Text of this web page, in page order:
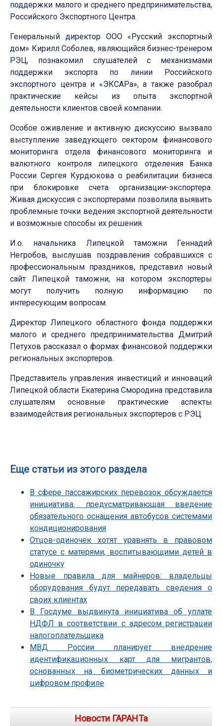
поддержки малого и среднего предпринимательства,
Российского Экспортного Центра.
Генеральный директор ООО «Русский экспортный
дом» Кирилл Соболев, являющийся бизнес-тренером
РЭЦ, познакомил слушателей с механизмами
поддержки экспорта по линии Российского
экспортного центра и «ЭКСАРа», а также разобрал
практические кейсы из опыта экспортной
деятельности клиентов своей компании.
Особое оживление и активную дискуссию вызвало
выступление заведующего сектором финансового
мониторинга отдела финансового мониторинга и
валютного контроля липецкого отделения Банка
России Сергея Курдюкова о реабилитации бизнеса
при блокировке счета организации-экспортера.
Живая дискуссия с экспортерами позволила выявить
проблемные точки ведения экспортной деятельности
и возможные способы их решения.
И.о. начальника Липецкой таможни Геннадий
Негробов, выслушав поздравления собравшихся с
профессиональным праздников, представил новый
сайт Липецкой таможни, на котором экспортеры
могут получить полную информацию по
интересующим вопросам.
Директор Липецкого областного фонда поддержки
малого и среднего предпринимательства Дмитрий
Петухов рассказал о формах финансовой поддержки
региональных экспортеров.
Представитель управления инвестиций и инноваций
Липецкой области Екатерина Смородина представила
слушателям основные практические аспекты
взаимодействия региональных экспортеров с РЭЦ.
Еще статьи из этого раздела
В сфере пассажирских перевозок обсуждается
инициатива, предусматривающая введение
обязательного оснащения автобусов системами
кондиционирования
Отцов-одиночек хотят уравнять в правовом
статусе с матерями, воспитывающими детей в
одиночку
Новые правила для майнеров: владельцы
оборудования будут передавать сведения о
своих клиентах
В Госдуме выдвинута инициатива об уплате
НДФЛ в соответствии с адресом регистрации
налогоплательщика
МВД России планирует внедрение
идентификационных карт для мигрантов,
основанных на биометрических данных и
цифровом профиле
Новости ГАРАНТа